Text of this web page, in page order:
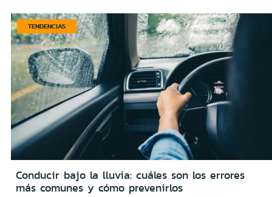
TENDENCIAS
Conducir bajo la lluvia: cuáles son los errores
más comunes y cómo prevenirlos